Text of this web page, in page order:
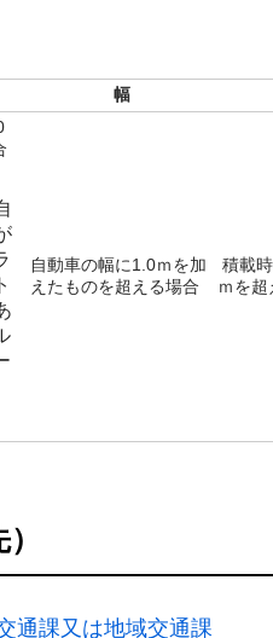
幅
自動車の幅に1.0ｍを加
えたものを超える場合
積載
ｍを
通課又は地域交通課